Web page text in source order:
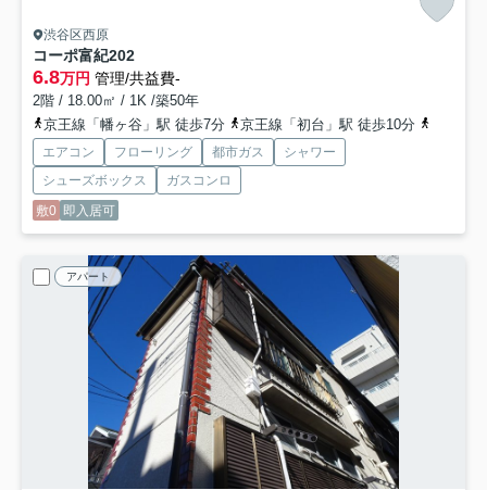
渋谷区西原
コーポ富紀202
6.8万円 管理/共益費-
2階 / 18.00㎡ / 1K /築50年
京王線「幡ヶ谷」駅 徒歩7分
京王線「初台」駅 徒歩10分
エアコン フローリング 都市ガス
シャワー
シューズボックス
ガスコンロ
敷0 即入居可
アパート